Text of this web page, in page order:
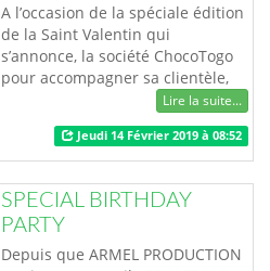
A l’occasion de la spéciale édition
de la Saint Valentin qui
s’annonce, la société ChocoTogo
pour accompagner sa clientèle,
offre ses produits à des tarifs
exceptionnels défiant toute
concurrence. Profitez-donc et
faites plaisir à votre partenaire
ou chéri(e) en lui offrant des
chocolats à son effigie. Les
coffrets Saint Valentin sont
composés…
Lire la suite...
Jeudi 14 Février 2019 à 08:52
SPECIAL BIRTHDAY
PARTY
Depuis que ARMEL PRODUCTION